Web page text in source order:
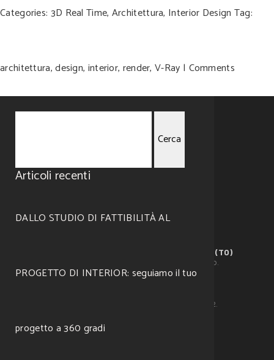
Categories: 3D Real Time, Architettura, Interior Design Tag:
architettura,design, interior, render,V-Ray | Comments
Articoli recenti
DALLO STUDIO DI FATTIBILITÀ AL
PROGETTO DI INTERIOR: seguiamo il tuo
progetto a 360 gradi
Corso Giovanni Lanza, 105 – 10133 Torino (TO)
Cosmo.
Michele Ramella Ottaviano. P.Iva 11253560012.